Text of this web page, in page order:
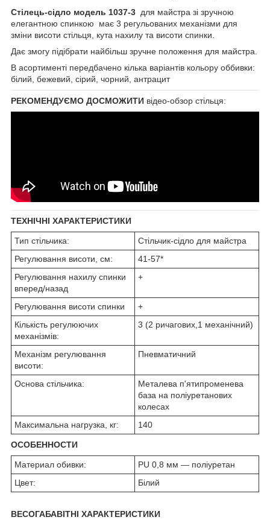
Стілець-сідло модель 1037-3 для майстра зі зручною
елегантною спинкою має 3 регульованих механізми для
зміни висоти стільця, кута нахилу та висоти спинки.
Дає змогу підібрати найбільш зручне положення для майстра.
В асортименті передбачено кілька варіантів кольору оббивки:
білий, бежевий, сірий, чорний, антрацит
РЕКОМЕНДУЄМО ДОСМОЖИТИ відео-обзор стільця:
ТЕХНІЧНІ ХАРАКТЕРИСТИКИ
Тип стільчика:
Стільчик-сідло для майстра
Регулювання висоти, см:
41-57*
Регулювання нахилу спинки
вперед/назад
+
Регулювання висоти спинки
+
Кількість регулюючих
механізмів:
3 (2 ричагових,1 механічний)
Механізм регулювання
висоти:
Пневматичний
Основа стільчика:
Металева п'ятипроменева
база на поліуретанових
колесах
Максимальна нагрузка, кг:
140
ОСОБЕННОСТИ
Материал обивки:
PU 0,8 мм — поліуретан
Цвет:
Білий
ВЕСОГАБАВІТНІ ХАРАКТЕРИСТИКИ